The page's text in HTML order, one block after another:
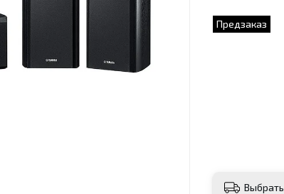
Предзаказ
Выбрать